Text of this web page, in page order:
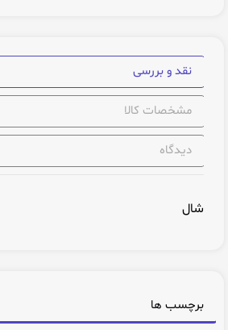
نقد و بررسی
مشخصات کالا
دیدگاه
شال
برچسب ها